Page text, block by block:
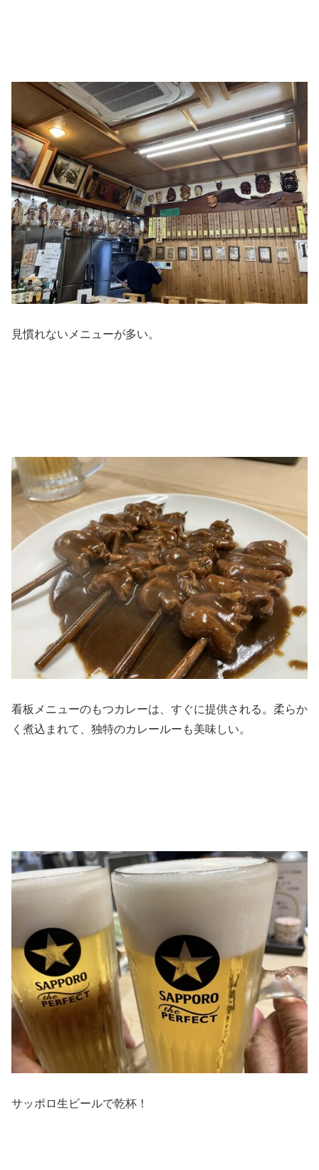
見慣れないメニューが多い。
看板メニューのもつカレーは、すぐに提供される。柔らか
く煮込まれて、独特のカレールーも美味しい。
サッポロ生ビールで乾杯！